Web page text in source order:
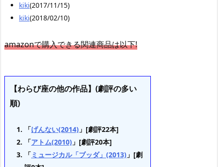
kiki(2017/11/15)
kiki(2018/02/10)
amazonで購入できる関連商品は以下!
【わらび座の他の作品】(劇評の多い
順)
「げんない(2014) 」[劇評22本]
「アトム(2010) 」[劇評20本]
「ミュージカル「ブッダ」(2013) 」[劇